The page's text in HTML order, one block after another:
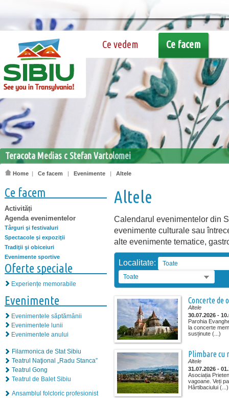
Ce vedem Ce facem
Teracota Medias c Stefan Vartolomei
Home | Ce facem | Evenimente | Altele
Ce facem
Activități
Agenda evenimentelor
Târguri şi festivaluri
Spectacole şi expoziţii
Tradiţii şi obiceiuri
Evenimente sportive
Oferte speciale
Experiențe memorabile
Evenimente
Evenimentele săptămânii
Evenimentele lunii
Evenimentele anului
Filarmonica de Stat Sibiu
Teatrul Naţional „Radu Stanca”
Teatrul Gong
Teatrul de Balet Sibiu
Ansamblul folcloric profesionist
Altele
Calendarul evenimentelor din
evenimente culturale sau
alte evenimente tematice,
Localitate:
Toate
Toate
Concerte de
Altele
30.07.2026 -
Parohia
la concerte
susținute (...)
Plimbare cu
Altele
31.07.2026 -
Asociația
vagoane. Veți
Hârtibaciului (...)